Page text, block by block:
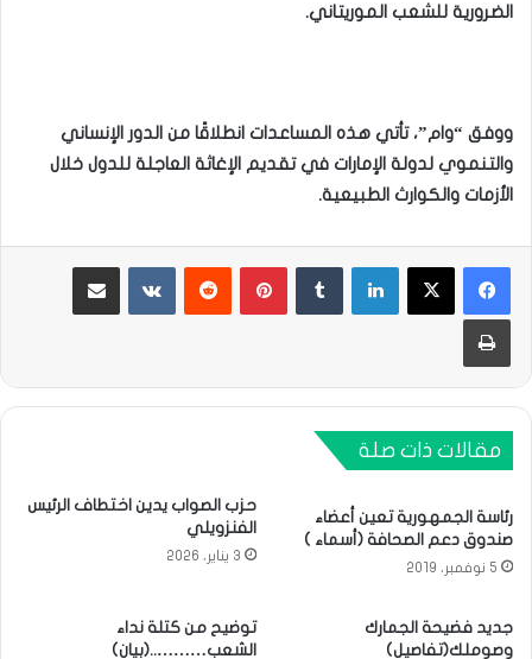
الضرورية للشعب الموريتاني.
ووفق “وام”، تأتي هذه المساعدات انطلاقًا من الدور الإنساني
والتنموي لدولة الإمارات في تقديم الإغاثة العاجلة للدول خلال
الأزمات والكوارث الطبيعية.
لينكدإن بينتيريست مشاركة عبر البريد
طباعة
مقالات ذات صلة
رئاسة الجمهورية تعين أعضاء
صندوق دعم الصحافة (أسماء )
5 نوفمبر، 2019
حزب الصواب يدين اختطاف الرئيس
الفنزويلي
3 يناير، 2026
جديد فضيحة الجمارك
وصوملك(تفاصيل)
توضيح من كتلة نداء
الشعب………..(بيان)